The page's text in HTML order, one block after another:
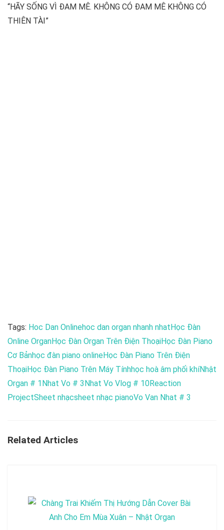
“HÃY SỐNG VÌ ĐAM MÊ. KHÔNG CÓ ĐAM MÊ KHÔNG CÓ
THIÊN TÀI”
Tags: Hoc Dan Onlinehoc dan organ nhanh nhatHọc Đàn
Online OrganHọc Đàn Organ Trên Điện ThoạiHọc Đàn Piano
Cơ Bảnhọc đàn piano onlineHọc Đàn Piano Trên Điện
ThoạiHọc Đàn Piano Trên Máy Tínhhọc hoà âm phối khíNhật
Organ # 1Nhat Vo # 3Nhat Vo Vlog # 10Reaction
ProjectSheet nhạcsheet nhạc pianoVo Van Nhat # 3
Related Articles